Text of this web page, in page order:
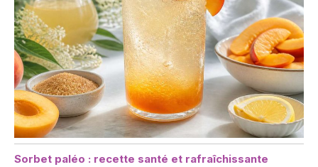
Sorbet paléo : recette santé et rafraîchissante